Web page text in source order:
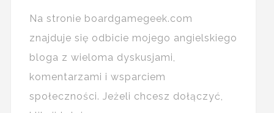
Na stronie boardgamegeek.com
znajduje się odbicie mojego angielskiego
bloga z wieloma dyskusjami,
komentarzami i wsparciem
społeczności. Jeżeli chcesz dołączyć,